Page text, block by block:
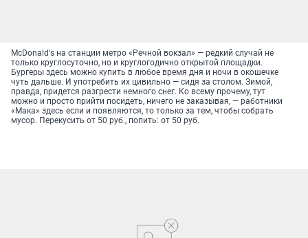
McDonald's на станции метро «Речной вокзал» — редкий случай не
только круглосуточно, но и круглогодично открытой площадки.
Бургеры здесь можно купить в любое время дня и ночи в окошечке
чуть дальше. И употребить их цивильно — сидя за столом. Зимой,
правда, придется разгрести немного снег. Ко всему прочему, тут
можно и просто прийти посидеть, ничего не заказывая, — работники
«Мака» здесь если и появляются, то только за тем, чтобы собрать
мусор. Перекусить от 50 руб., попить: от 50 руб.